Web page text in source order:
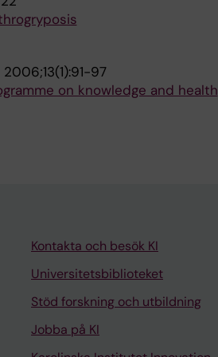
2006;13(1):91-97
on knowledge and health
Kontakta och besök KI
Universitetsbiblioteket
Stöd forskning och utbildning
Jobba på KI